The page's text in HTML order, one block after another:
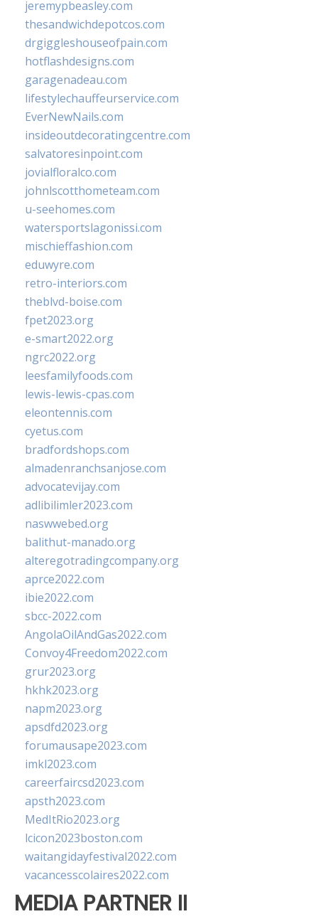
jeremypbeasley.com
thesandwichdepotcos.com
drgiggleshouseofpain.com
hotflashdesigns.com
garagenadeau.com
lifestylechauffeurservice.com
EverNewNails.com
insideoutdecoratingcentre.com
salvatoresinpoint.com
jovialfloralco.com
johnlscotthometeam.com
u-seehomes.com
watersportslagonissi.com
mischieffashion.com
eduwyre.com
retro-interiors.com
theblvd-boise.com
fpet2023.org
e-smart2022.org
ngrc2022.org
leesfamilyfoods.com
lewis-lewis-cpas.com
eleontennis.com
cyetus.com
bradfordshops.com
almadenranchsanjose.com
advocatevijay.com
adlibilimler2023.com
naswwebed.org
balithut-manado.org
alteregotradingcompany.org
aprce2022.com
ibie2022.com
sbcc-2022.com
AngolaOilAndGas2022.com
Convoy4Freedom2022.com
grur2023.org
hkhk2023.org
napm2023.org
apsdfd2023.org
forumausape2023.com
imkl2023.com
careerfaircsd2023.com
apsth2023.com
MedItRio2023.org
lcicon2023boston.com
waitangidayfestival2022.com
vacancesscolaires2022.com
MEDIA PARTNER II